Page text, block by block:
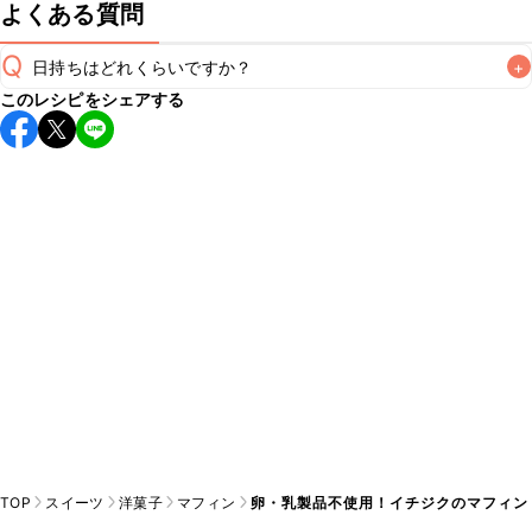
よくある質問
Q 日持ちはどれくらいですか？ +
保存期間は冷蔵で翌日中が目安です。なるべくお早めにお召
し上がりください。
このレシピをシェアする
TOP スイーツ 洋菓子 マフィン 卵・乳製品不使用！イチジクのマフィン